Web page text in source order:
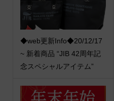
◆web更新Info◆20/12/17
~ 新着商品 “JIB 42周年記
念スペシャルアイテム”